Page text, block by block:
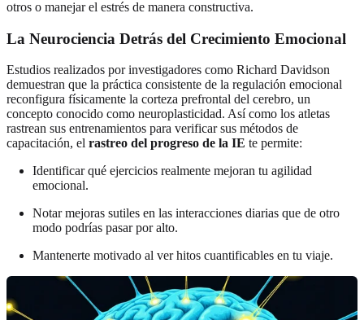
otros o manejar el estrés de manera constructiva.
La Neurociencia Detrás del Crecimiento Emocional
Estudios realizados por investigadores como Richard Davidson
demuestran que la práctica consistente de la regulación emocional
reconfigura físicamente la corteza prefrontal del cerebro, un
concepto conocido como neuroplasticidad. Así como los atletas
rastrean sus entrenamientos para verificar sus métodos de
capacitación, el rastreo del progreso de la IE te permite:
Identificar qué ejercicios realmente mejoran tu agilidad
emocional.
Notar mejoras sutiles en las interacciones diarias que de otro
modo podrías pasar por alto.
Mantenerte motivado al ver hitos cuantificables en tu viaje.